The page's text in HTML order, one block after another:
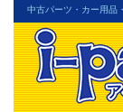
中古パーツ・カー用品